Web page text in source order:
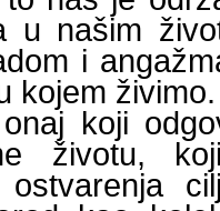
u našim
i
kojem živimo.
koji
životu,